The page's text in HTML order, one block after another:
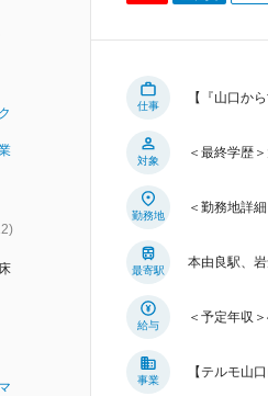
)
仕事
【『山口か
対象
＜最終学歴
勤務地
＜勤務地詳
最寄駅
本由良駅、
給与
＜予定年収
事業
【テルモ山